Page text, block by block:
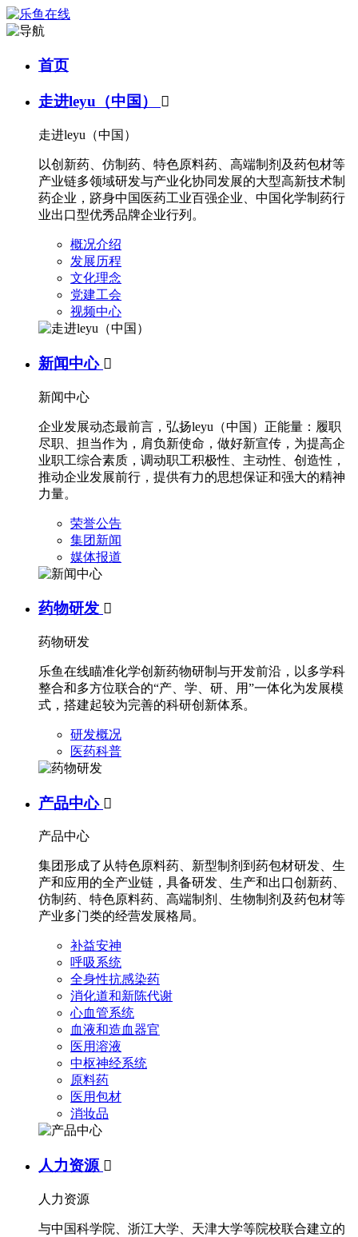
首页
走进leyu（中国） 
走进leyu（中国）
以创新药、仿制药、特色原料药、高端制剂及药包材等
产业链多领域研发与产业化协同发展的大型高新技术制
药企业，跻身中国医药工业百强企业、中国化学制药行
业出口型优秀品牌企业行列。
概况介绍
发展历程
文化理念
党建工会
视频中心
新闻中心 
新闻中心
企业发展动态最前言，弘扬leyu（中国）正能量：履职
尽职、担当作为，肩负新使命，做好新宣传，为提高企
业职工综合素质，调动职工积极性、主动性、创造性，
推动企业发展前行，提供有力的思想保证和强大的精神
力量。
荣誉公告
集团新闻
媒体报道
药物研发 
药物研发
乐鱼在线瞄准化学创新药物研制与开发前沿，以多学科
整合和多方位联合的“产、学、研、用”一体化为发展模
式，搭建起较为完善的科研创新体系。
研发概况
医药科普
产品中心 
产品中心
集团形成了从特色原料药、新型制剂到药包材研发、生
产和应用的全产业链，具备研发、生产和出口创新药、
仿制药、特色原料药、高端制剂、生物制剂及药包材等
产业多门类的经营发展格局。
补益安神
呼吸系统
全身性抗感染药
消化道和新陈代谢
心血管系统
血液和造血器官
医用溶液
中枢神经系统
原料药
医用包材
消妆品
人力资源 
人力资源
与中国科学院、浙江大学、天津大学等院校联合建立的